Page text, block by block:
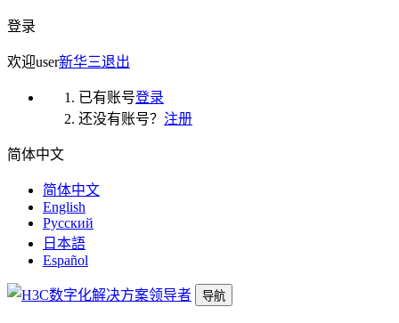
登录
欢迎user新华三退出
已有账号登录
还没有账号？ 注册
简体中文
简体中文
English
Русский
日本語
Español
导航